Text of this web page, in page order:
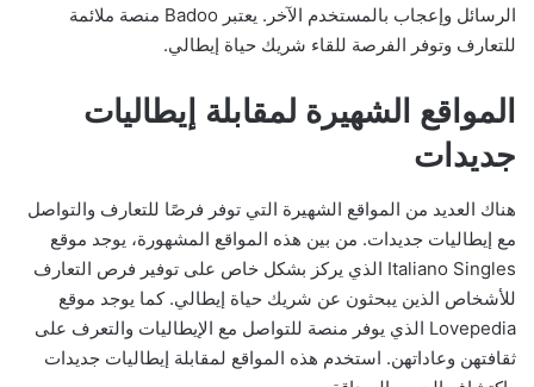
الرسائل وإعجاب بالمستخدم الآخر. يعتبر Badoo منصة ملائمة
للتعارف وتوفر الفرصة للقاء شريك حياة إيطالي.
المواقع الشهيرة لمقابلة إيطاليات
جديدات
هناك العديد من المواقع الشهيرة التي توفر فرصًا للتعارف والتواصل
مع إيطاليات جديدات. من بين هذه المواقع المشهورة، يوجد موقع
Italiano Singles الذي يركز بشكل خاص على توفير فرص التعارف
للأشخاص الذين يبحثون عن شريك حياة إيطالي. كما يوجد موقع
Lovepedia الذي يوفر منصة للتواصل مع الإيطاليات والتعرف على
ثقافتهن وعاداتهن. استخدم هذه المواقع لمقابلة إيطاليات جديدات